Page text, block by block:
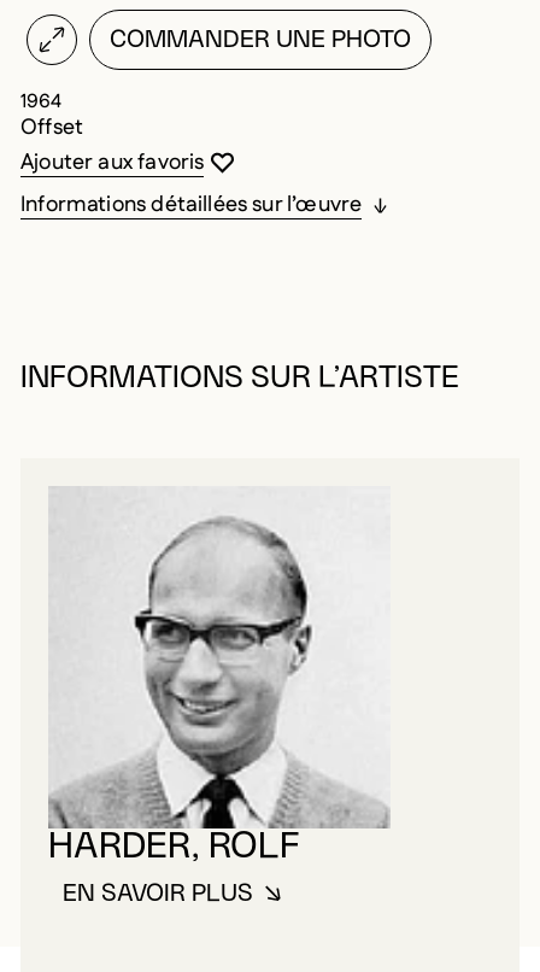
COMMANDER UNE PHOTO
1964
Offset
Vous devez être connecté pour ajouter
Fermer la modale
Ouvrir la modale
Ajouter aux favoris
Informations détaillées sur l’œuvre
INFORMATIONS SUR L’ARTISTE
HARDER, ROLF
EN SAVOIR PLUSÀ PROPOS DE HARDER, ROLF